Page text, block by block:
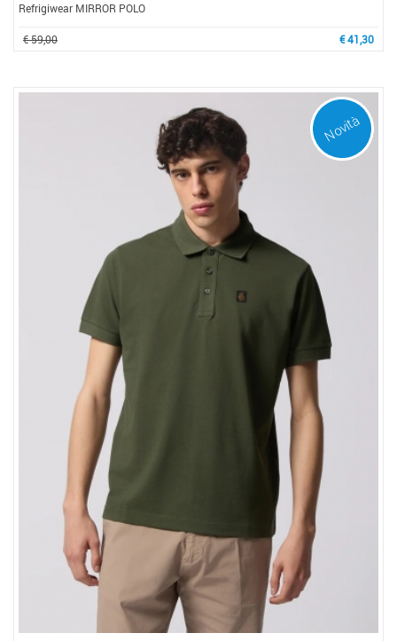
Refrigiwear MIRROR POLO
€ 59,00 € 41,30
Novità